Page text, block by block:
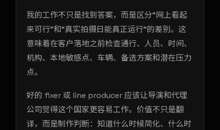
我的工作不只是找到答案，而是区分“网上看起
来可行”和“真实拍摄日能真正运行”的差别。这
意味着在客户落地之前检查通行、人员、时间、
机构、本地敏感点、车辆、备选方案和潜在压力
点。
好的 fixer 或 line producer 应该让导演和代理
公司觉得这个国家更容易工作。价值不只是翻
译，而是制作判断：知道什么时候简化、什么时